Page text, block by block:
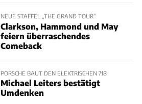
NEUE STAFFEL „THE GRAND TOUR“
Clarkson, Hammond und May
feiern überraschendes
Comeback
PORSCHE BAUT DEN ELEKTRISCHEN 718
Michael Leiters bestätigt
Umdenken